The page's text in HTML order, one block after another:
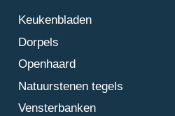
Keukenbladen
Dorpels
Openhaard
Natuurstenen tegels
Vensterbanken